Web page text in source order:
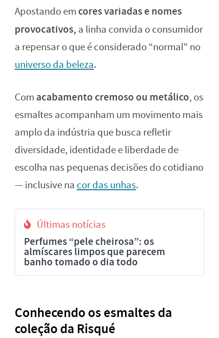
Apostando em cores variadas e nomes
provocativos, a linha convida o consumidor
a repensar o que é considerado “normal” no
universo da beleza.
Com acabamento cremoso ou metálico, os
esmaltes acompanham um movimento mais
amplo da indústria que busca refletir
diversidade, identidade e liberdade de
escolha nas pequenas decisões do cotidiano
— inclusive na cor das unhas.
Últimas notícias
Perfumes “pele cheirosa”: os
almíscares limpos que parecem
banho tomado o dia todo
Conhecendo os esmaltes da
coleção da Risqué